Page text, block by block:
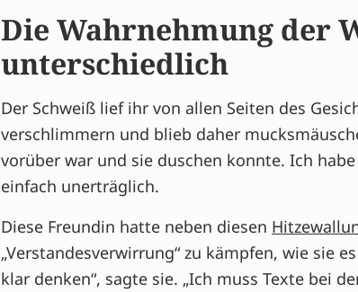
Linderung Ihrer Beschwerden in den
Mehr von Wies?
Die Wahrnehmung der
unterschiedlich
Der Schweiß lief ihr von allen Seiten des
verschlimmern und blieb daher
vorüber war und sie duschen konnte. Ich
einfach unerträglich.
Diese Freundin hatte neben diesen
„Verstandesverwirrung“ zu kämpfen, wie sie
klar denken“, sagte sie. „Ich muss Texte bei